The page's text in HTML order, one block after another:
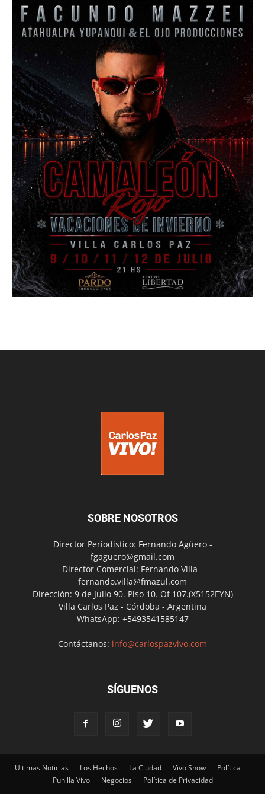
SOBRE NOSOTROS
Director Periodístico: Fernando Agüero -
fgaguero@gmail.com
Director Comercial: Fernando Villa -
fernando.villa@fmazul.com
Dirección: 9 de Julio 90. Piso 10. Of 107.(X5152EYN)
Villa Carlos Paz - Córdoba - Argentina
WhatsApp: +5493541585147
Contáctanos: info@carlospazvivo.com
SÍGUENOS
Ultimas Noticias Los Hechos La Ciudad Vivo Show
Política
Punilla Vivo
Negocios Política de Privacidad